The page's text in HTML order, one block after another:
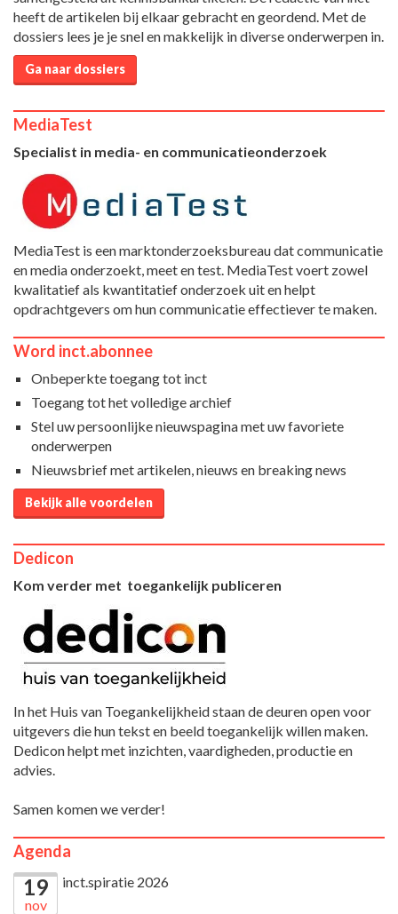
heeft de artikelen bij elkaar gebracht en geordend. Met de
dossiers lees je je snel en makkelijk in diverse onderwerpen in.
Ga naar dossiers
MediaTest
Specialist in media- en communicatieonderzoek
MediaTest is een marktonderzoeksbureau dat communicatie
en media onderzoekt, meet en test. MediaTest voert zowel
kwalitatief als kwantitatief onderzoek uit en helpt
opdrachtgevers om hun communicatie effectiever te maken.
Word inct.abonnee
Onbeperkte toegang tot inct
Toegang tot het volledige archief
Stel uw persoonlijke nieuwspagina met uw favoriete
onderwerpen
Nieuwsbrief met artikelen, nieuws en breaking news
Bekijk alle voordelen
Dedicon
Kom verder met toegankelijk publiceren
In het Huis van Toegankelijkheid staan de deuren open voor
uitgevers die hun tekst en beeld toegankelijk willen maken.
Dedicon helpt met inzichten, vaardigheden, productie en
advies.
Samen komen we verder!
Agenda
19
nov
inct.spiratie 2026